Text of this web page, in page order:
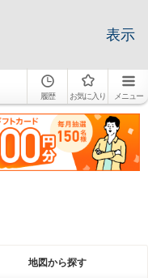
表示
履歴 お気に入り メニュー
地図から探す